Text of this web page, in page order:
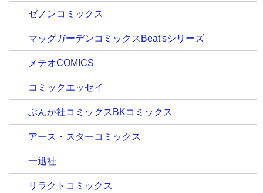
ゼノンコミックス
マッグガーデンコミックスBeat'sシリーズ
メテオCOMICS
コミックエッセイ
ぶんか社コミックスBKコミックス
アース・スターコミックス
一迅社
リラクトコミックス